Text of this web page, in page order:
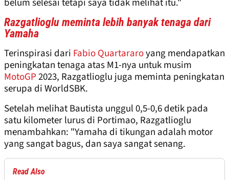
belum selesai tetapi saya tidak melihat itu."
Razgatlioglu meminta lebih banyak tenaga dari
Yamaha
Terinspirasi dari Fabio Quartararoyang mendapatkan
peningkatan tenaga atas M1-nya untuk musim
MotoGP2023, Razgatlioglu juga meminta peningkatan
serupa di WorldSBK.
Setelah melihat Bautista unggul 0,5-0,6 detik pada
satu kilometer lurus di Portimao, Razgatlioglu
menambahkan: "Yamaha di tikungan adalah motor
yang sangat bagus, dan saya sangat senang.
Read Also